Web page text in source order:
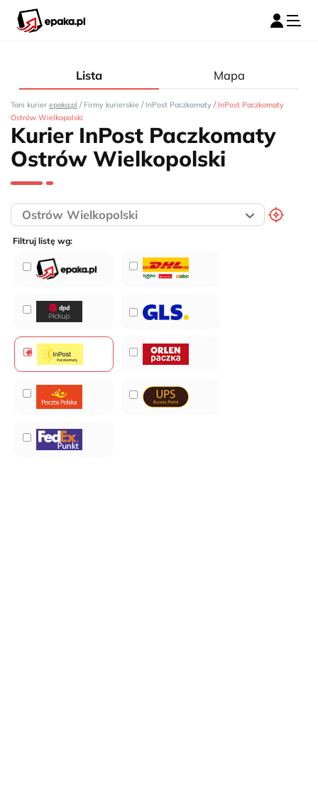
Lista Mapa
Tani kurier epaka.pl / Firmy kurierskie / InPost Paczkomaty / InPost Paczkomaty
Ostrów Wielkopolski
Kurier InPost Paczkomaty
Ostrów Wielkopolski
Filtruj listę wg: